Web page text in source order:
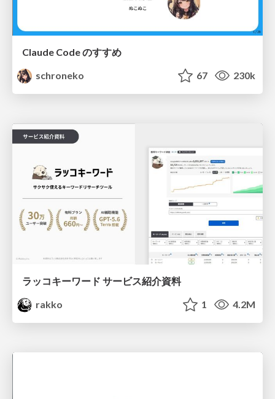
Claude Code のすすめ
schroneko
67 230k
ラッコキーワード サービス紹介資料
rakko
1 4.2M